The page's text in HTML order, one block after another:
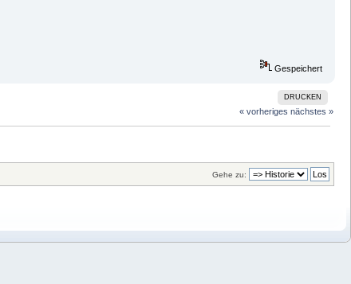
Gespeichert
DRUCKEN
« vorheriges nächstes »
Gehe zu: